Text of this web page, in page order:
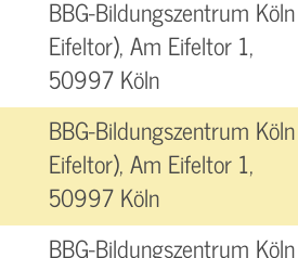
BBG-Bildungszentrum
Eifeltor), Am Eifeltor 1,
50997 Köln
BBG-Bildungszentrum
Eifeltor), Am Eifeltor 1,
50997 Köln
BBG-Bildungszentrum